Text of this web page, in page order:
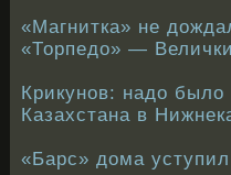
«Магнитка» не
«Торпедо» —
Крикунов: надо было
Казахстана в
«Барс» дома